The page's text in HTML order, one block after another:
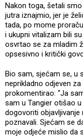
Nakon toga, šetali
jutra iznajmio, jer je
tada, po mome
i ukupni vitalizam bili
osvrtao se za mladim
opsesivno i kritički
Bio sam, sjećam se, u
neprikladno odjeven
prokomentirao: “Ja
sam u Tangier otišao
dogovoriti objavljivanje
poznavali. Sjećam se
moje odjeće mislio da